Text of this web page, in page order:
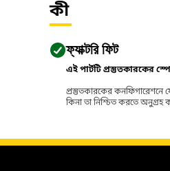
কী
ফ্যাক্টরি ফিট
এই পার্টটি প্রস্তুতকারকের
প্রস্তুতকারকের কনফিগারেশনে
কিনা তা নিশ্চিত করতে অনুগ্রহ